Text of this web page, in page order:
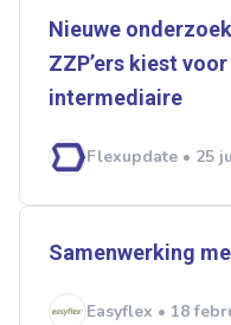
Nieuwe
ZZP’ers kiest
intermediaire
Flexupdate • 25
Samenwerking
Easyflex • 18